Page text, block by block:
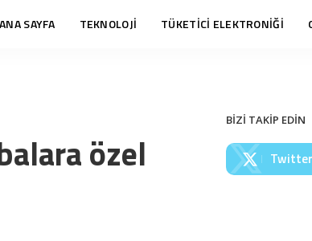
ANA SAYFA TEKNOLOJİ TÜKETİCİ ELEKTRONİĞİ
özel
BİZİ TAKİP EDİN
Twitter